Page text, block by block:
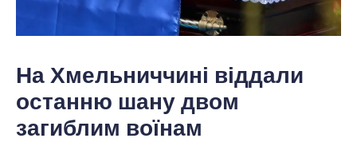
На Хмельниччині віддали
останню шану двом
загиблим воїнам